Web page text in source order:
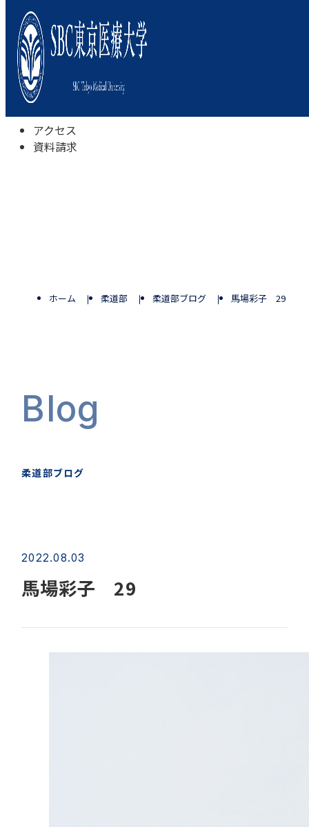
本学について
学びの特色
学部・学科
キャンパスライフ
入試情報
受験相談会
アクセス
資料請求
Blog
柔道部ブログ
ホーム 柔道部 柔道部ブログ 馬場彩子 29
2022.08.03
馬場彩子 29